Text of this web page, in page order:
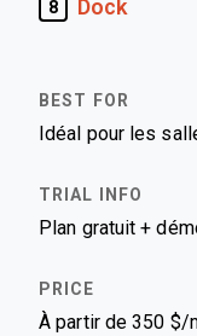
8 Dock
Idéal pour les
Plan gratuit +
À partir de 350 $/